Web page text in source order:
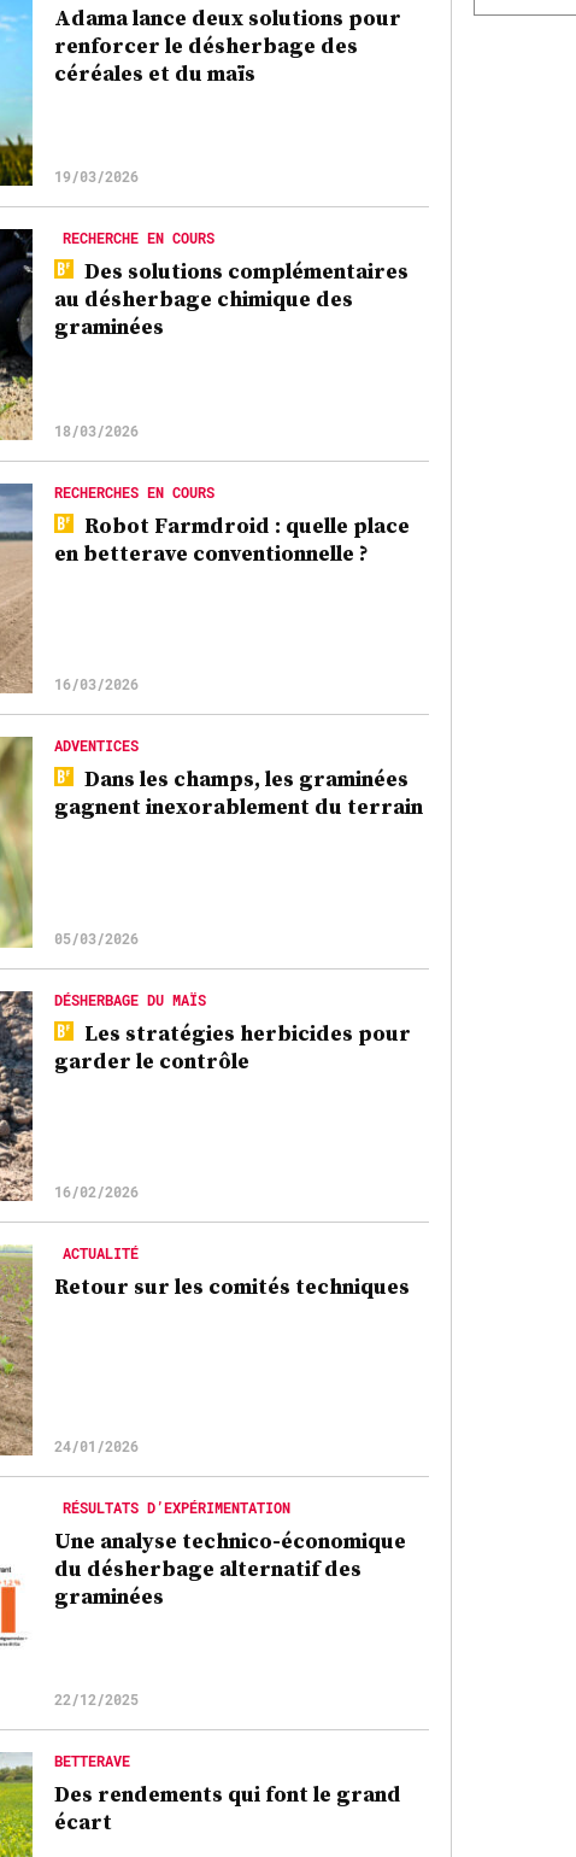
Adama lance deux solutions pour
renforcer le désherbage des
céréales et du maïs
19/03/2026
RECHERCHE EN COURS
Des solutions complémentaires
au désherbage chimique des
graminées
18/03/2026
RECHERCHES EN COURS
Robot Farmdroid : quelle place
en betterave conventionnelle ?
16/03/2026
ADVENTICES
Dans les champs, les graminées
gagnent inexorablement du terrain
05/03/2026
DÉSHERBAGE DU MAÏS
Les stratégies herbicides pour
garder le contrôle
16/02/2026
ACTUALITÉ
Retour sur les comités techniques
24/01/2026
RÉSULTATS D’EXPÉRIMENTATION
Une analyse technico-économique
du désherbage alternatif des
graminées
22/12/2025
BETTERAVE
Des rendements qui font le grand
écart